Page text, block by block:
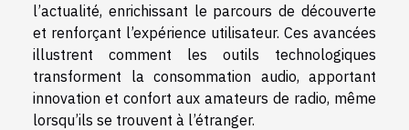
l’actualité, enrichissant le parcours de découverte
et renforçant l’expérience utilisateur. Ces avancées
illustrent comment les outils technologiques
transforment la consommation audio, apportant
innovation et confort aux amateurs de radio, même
lorsqu’ils se trouvent à l’étranger.